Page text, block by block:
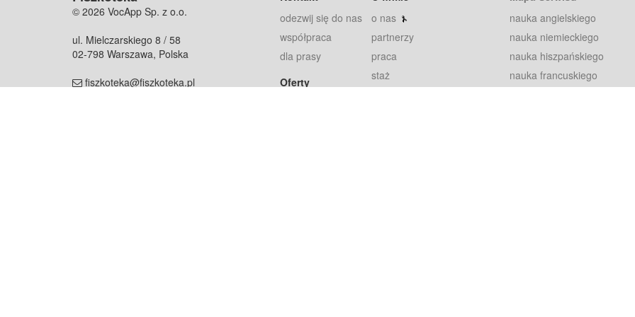
© 2026 VocApp Sp. z o.o.
ul. Mielczarskiego 8 / 58
02-798 Warszawa, Polska
fiszkoteka@fiszkoteka.pl
odezwij się do nas
współpraca
dla prasy
Oferty
o nas
partnerzy
praca
staż
nauka angielskiego
nauka niemieckiego
nauka hiszpańskiego
nauka francuskiego